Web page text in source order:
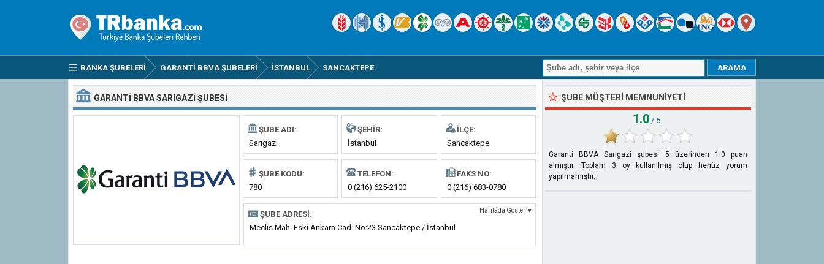
BANKA ŞUBELERI GARANTI BBVA ŞUBELERI İSTANBUL SANCAKTEPE
GARANTI BBVA SARIGAZI ŞUBESI
ŞUBE ADI:
Sarıgazi
ŞEHIR:
İstanbul
İLÇE:
Sancaktepe
ŞUBE KODU:
780
TELEFON:
0 (216) 625-2100
FAKS NO:
0 (216) 683-0780
ŞUBE ADRESI: Haritada Göster ▼
Meclis Mah. Eski Ankara Cad. No:23 Sancaktepe / İstanbul
ŞUBE MÜŞTERI MEMNUNIYETI
1.0 / 5
Garanti BBVA Sarıgazi şubesi 5 üzerinden 1.0 puan
almıştır. Toplam 3 oy kullanılmış olup henüz yorum
yapılmamıştır.